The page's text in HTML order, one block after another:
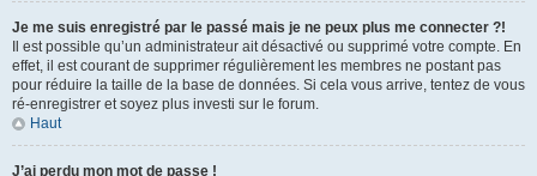
Je me suis enregistré par le passé mais je ne peux plus me connecter ?!
Il est possible qu’un administrateur ait désactivé ou supprimé votre compte. En
effet, il est courant de supprimer régulièrement les membres ne postant pas
pour réduire la taille de la base de données. Si cela vous arrive, tentez de vous
ré-enregistrer et soyez plus investi sur le forum.
Haut
J’ai perdu mon mot de passe !